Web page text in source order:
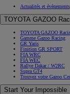
Actualités et évènements
TOYOTA GAZOO
TOYOTA GAZOO
Gamme Gazoo Racing
GR Yaris
Finition GR SPORT
FIA WRC
FIA WEC
Rallye Dakar / W2RC
Supra GT4
Trouvez votre Gazoo
Start Your Impossible